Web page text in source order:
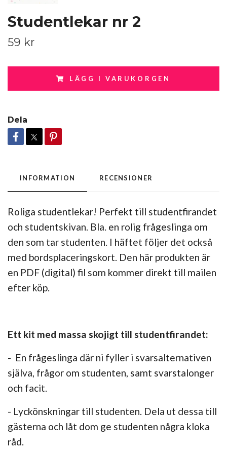
Studentlekar nr 2
59 kr
LÄGG I VARUKORGEN
Dela
INFORMATION RECENSIONER
Roliga studentlekar! Perfekt till studentfirandet
och studentskivan. Bla. en rolig frågeslinga om
den som tar studenten. I häftet följer det också
med bordsplaceringskort. Den här produkten är
en PDF (digital) fil som kommer direkt till mailen
efter köp.
Ett kit med massa skojigt till studentfirandet:
- En frågeslinga där ni fyller i svarsalternativen
själva, frågor om studenten, samt svarstalonger
och facit.
- Lyckönskningar till studenten. Dela ut dessa till
gästerna och låt dom ge studenten några kloka
råd.